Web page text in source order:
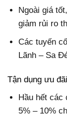
Ngoài giá
giảm rủi ro
Các tuyến
Lãnh – Sa
Tận dụng ưu
Hầu hết các
5% – 10%